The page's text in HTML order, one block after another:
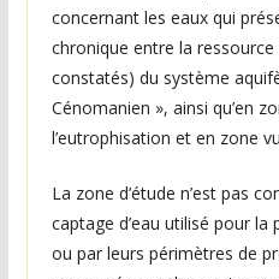
concernant les eaux qui
chronique entre la
constatés) du système
Cénomanien », ainsi qu’en
l’eutrophisation et en zone
La zone d’étude n’est pas
captage d’eau utilisé pour la
ou par leurs périmètres de